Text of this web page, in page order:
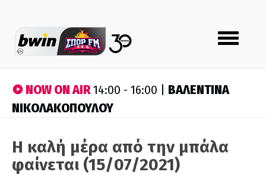
Toggle
navigation
NOW ON AIR14:00 - 16:00 | ΒΑΛΕΝΤΙΝΑ
ΝΙΚΟΛΑΚΟΠΟΥΛΟΥ
Η καλή μέρα από την μπάλα
φαίνεται (15/07/2021)